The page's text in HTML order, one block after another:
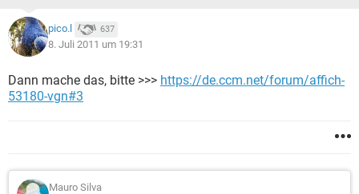
pico.l 637
8. Juli 2011 um 19:31
Dann mache das, bitte >>> https://de.ccm.net/forum/affich-
53180-vgn#3
Mauro Silva